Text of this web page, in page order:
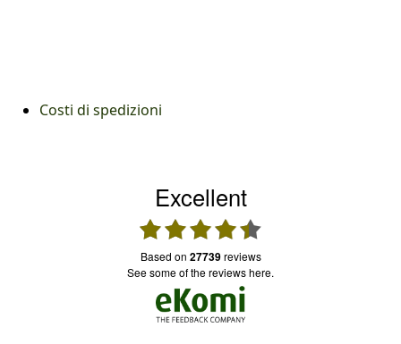
Costi di spedizioni
Excellent
based on 27739reviews
see some of the reviews here.